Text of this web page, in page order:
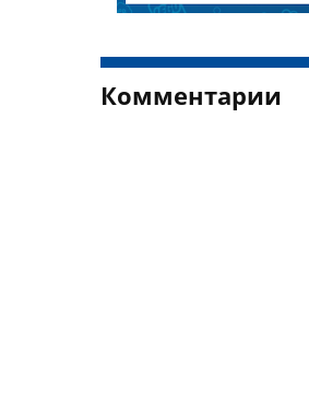
Комментарии